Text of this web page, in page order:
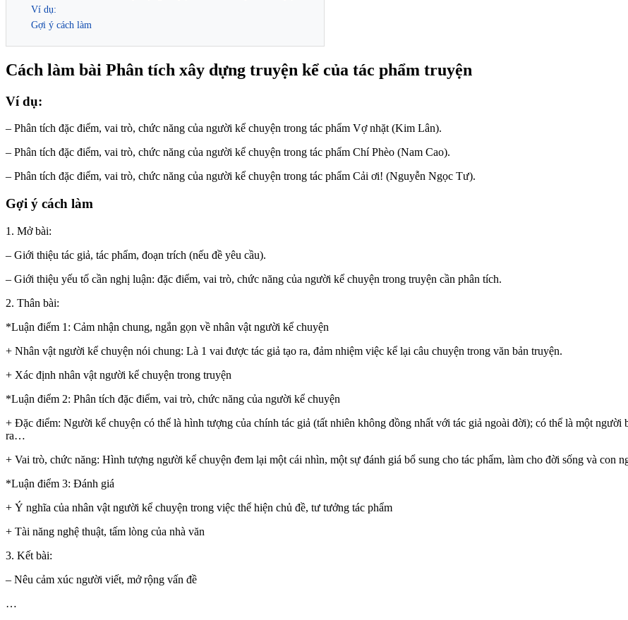
Ví dụ:
Gợi ý cách làm
Cách làm bài Phân tích xây dựng truyện kể của tác phẩm truyện
Ví dụ:
– Phân tích đặc điểm, vai trò, chức năng của người kể chuyện trong tác phẩm Vợ nhặt (Kim Lân).
– Phân tích đặc điểm, vai trò, chức năng của người kể chuyện trong tác phẩm Chí Phèo (Nam Cao).
– Phân tích đặc điểm, vai trò, chức năng của người kể chuyện trong tác phẩm Cải ơi! (Nguyễn Ngọc Tư).
Gợi ý cách làm
1. Mở bài:
– Giới thiệu tác giả, tác phẩm, đoạn trích (nếu đề yêu cầu).
– Giới thiệu yếu tố cần nghị luận: đặc điểm, vai trò, chức năng của người kể chuyện trong truyện cần phân tích.
2. Thân bài:
*Luận điểm 1: Cảm nhận chung, ngắn gọn về nhân vật người kể chuyện
+ Nhân vật người kể chuyện nói chung: Là 1 vai được tác giả tạo ra, đảm nhiệm việc kể lại câu chuyện trong văn bản truyện.
+ Xác định nhân vật người kể chuyện trong truyện
*Luận điểm 2: Phân tích đặc điểm, vai trò, chức năng của người kể chuyện
+ Đặc điểm: Người kể chuyện có thể là hình tượng của chính tác giả (tất nhiên không đồng nhất với tác giả ngoài đời); có thể là một người
ra…
+ Vai trò, chức năng: Hình tượng người kể chuyện đem lại một cái nhìn, một sự đánh giá bổ sung cho tác phẩm, làm cho đời sống và con
*Luận điểm 3: Đánh giá
+ Ý nghĩa của nhân vật người kể chuyện trong việc thể hiện chủ đề, tư tưởng tác phẩm
+ Tài năng nghệ thuật, tấm lòng của nhà văn
3. Kết bài:
– Nêu cảm xúc người viết, mở rộng vấn đề
…